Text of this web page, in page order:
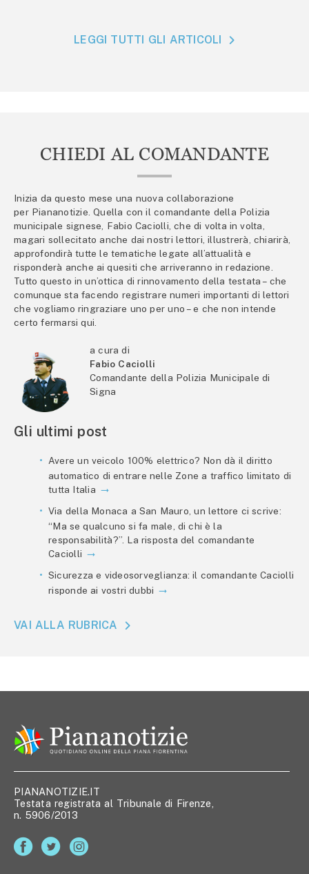
LEGGI TUTTI GLI ARTICOLI
CHIEDI AL COMANDANTE
Inizia da questo mese una nuova collaborazione
per Piananotizie. Quella con il comandante della Polizia
municipale signese, Fabio Caciolli, che di volta in volta,
magari sollecitato anche dai nostri lettori, illustrerà, chiarirà,
approfondirà tutte le tematiche legate all’attualità e
risponderà anche ai quesiti che arriveranno in redazione.
Tutto questo in un’ottica di rinnovamento della testata – che
comunque sta facendo registrare numeri importanti di lettori
che vogliamo ringraziare uno per uno – e che non intende
certo fermarsi qui.
a cura di
Fabio Caciolli
Comandante della Polizia Municipale di
Signa
Gli ultimi post
Avere un veicolo 100% elettrico? Non dà il diritto
automatico di entrare nelle Zone a traffico limitato di
tutta Italia
Via della Monaca a San Mauro, un lettore ci scrive:
“Ma se qualcuno si fa male, di chi è la
responsabilità?”. La risposta del comandante
Caciolli
Sicurezza e videosorveglianza: il comandante Caciolli
risponde ai vostri dubbi
VAI ALLA RUBRICA
PIANANOTIZIE.IT
Testata registrata al Tribunale di Firenze,
n. 5906/2013